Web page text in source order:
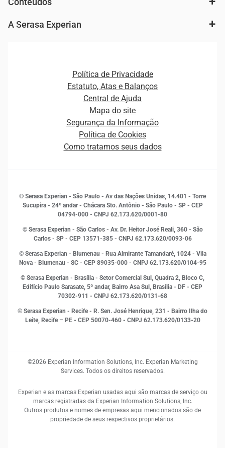
Cobrança e Recuperação de Dívidas
Plataformas e Motores de decisão
Fintechs
Ver todo o conteúdo
Curso Gratuito de Saúde Financeira
Empreendedorismo
Estudos e Pesquisas
Inovação e Tecnologia
Leis e impostos
Marketing
Open Finance
Proteção de Dados
Sustentabilidade Corporativa
A Serasa Experian
Distribuidores e representantes
Estrutura Organizacional
Sala de Imprensa
Política de Privacidade
Estatuto, Atas e Balanços
Central de Ajuda
Mapa do site
Segurança da Informação
Política de Cookies
Como tratamos seus dados
© Serasa Experian - São Paulo - Av das Nações Unidas, 14.401 - Torre
Sucupira - 24º andar - Chácara Sto. Antônio - São Paulo - SP - CEP
04794-000 - CNPJ 62.173.620/0001-80
© Serasa Experian - São Carlos - Av. Dr. Heitor José Reali, 360 - São
Carlos - SP - CEP 13571-385 - CNPJ 62.173.620/0093-06
© Serasa Experian - Blumenau - Rua Almirante Tamandaré, 1024 - Vila
Nova - Blumenau - SC - CEP 89035-000 - CNPJ 62.173.620/0104-95
© Serasa Experian - Brasília - Setor Comercial Sul, Quadra 2, Bloco C,
Edifício Paulo Sarasate, 5º andar, Bairro Asa Sul, Brasília - DF - CEP
70302-911 - CNPJ 62.173.620/0131-68
© Serasa Experian - Recife - R. Sen. José Henrique, 231 - Bairro Ilha do
Leite, Recife – PE - CEP 50070-460 - CNPJ 62.173.620/0133-20
©2026 Experian Information Solutions, Inc. Experian Marketing
Services. Todos os direitos reservados.
Experian e as marcas Experian usadas aqui são marcas de serviço ou
marcas registradas da Experian Information Solutions, Inc.
Outros produtos e nomes de empresas aqui mencionados são de
propriedade de seus respectivos proprietários.